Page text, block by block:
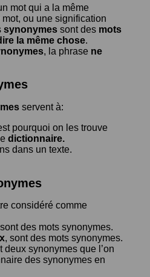
mot qui a la même
ou une signification
synonymes sont des mots
la même chose.
, la phrase ne
servent à:
pourquoi on les trouve
dictionnaire.
dans un texte.
considéré comme
des mots synonymes.
, sont des mots synonymes.
deux synonymes que l’on
des synonymes en